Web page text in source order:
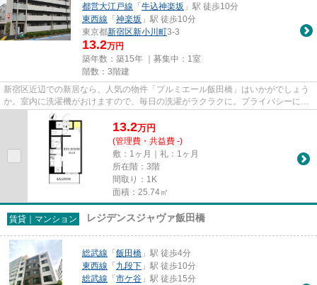
都営大江戸線 「 牛込神楽坂 」駅 徒歩10分
東西線 「 神楽坂 」駅 徒歩10分
東京都新宿区新小川町3-3
13.2万円
築年数：築15年 ｜募集中： 1室
階数：3階建
新宿区近辺での新居なら、人気の物件「プルミエール飯⽥橋」はいかがでしょう
か。室内に洗濯機がおけますので、毎日の洗濯がラクラクに。プライバシーにも
配慮された防音性の高いマン...
13.2万円
(管理費・共益費 -)
敷：1ヶ月｜礼：1ヶ月
所在階：3階
間取り：1K
面積：25.74㎡
賃貸｜マンション レジデンスジャヴァ飯田橋
総武線 「 飯田橋 」駅 徒歩4分
東西線 「 九段下 」駅 徒歩10分
総武線 「 市ケ谷 」駅 徒歩15分